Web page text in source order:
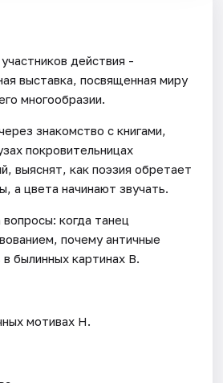
действия -
выставка, посвященная миру
многообразии.
знакомство с книгами,
покровительницах
выяснят, как поэзия обретает
а цвета начинают звучать.
когда танец
почему античные
былинных картинах В.
мотивах Н.